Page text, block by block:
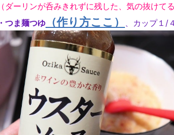
（ダーリンが呑みきれずに残した、気の抜けて
・つま麺つゆ
（作り方ここ） 、カップ１/